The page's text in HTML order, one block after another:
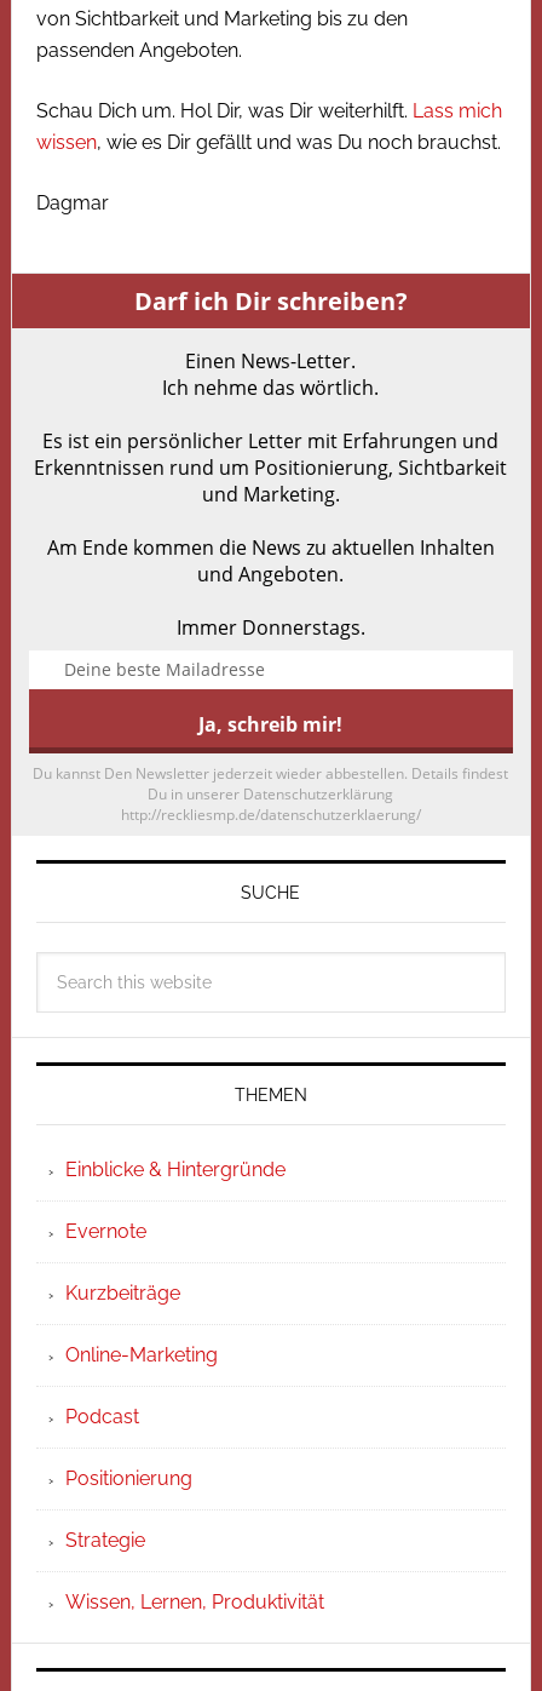
von Sichtbarkeit und Marketing bis zu den
passenden Angeboten.
Schau Dich um. Hol Dir, was Dir weiterhilft. Lass mich
wissen, wie es Dir gefällt und was Du noch brauchst.
Dagmar
Darf ich Dir schreiben?
Einen News-Letter.
Ich nehme das wörtlich.
Es ist ein persönlicher Letter mit Erfahrungen und
Erkenntnissen rund um Positionierung, Sichtbarkeit
und Marketing.
Am Ende kommen die News zu aktuellen Inhalten
und Angeboten.
Immer Donnerstags.
Du kannst Den Newsletter jederzeit wieder abbestellen. Details findest
Du in unserer Datenschutzerklärung
http://reckliesmp.de/datenschutzerklaerung/
SUCHE
THEMEN
Einblicke & Hintergründe
Evernote
Kurzbeiträge
Online-Marketing
Podcast
Positionierung
Strategie
Wissen, Lernen, Produktivität